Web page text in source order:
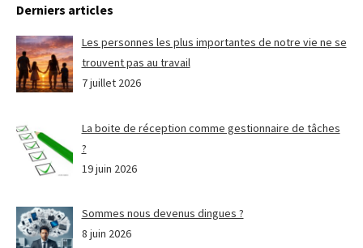
Derniers articles
Les personnes les plus importantes de notre vie ne se
trouvent pas au travail
7 juillet 2026
La boite de réception comme gestionnaire de tâches
?
19 juin 2026
Sommes nous devenus dingues ?
8 juin 2026